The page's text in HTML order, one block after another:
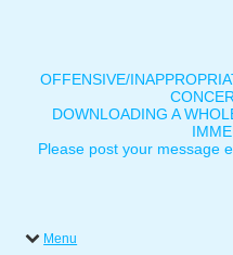
OFFENSIVE/
DOWNLOADING A
Please post your message
Menu